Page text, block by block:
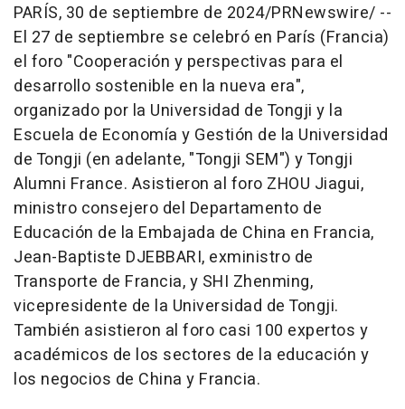
PARÍS, 30 de septiembre de 2024/PRNewswire/ --
El 27 de septiembre se celebró en París (Francia)
el foro "Cooperación y perspectivas para el
desarrollo sostenible en la nueva era",
organizado por la Universidad de Tongji y la
Escuela de Economía y Gestión de la Universidad
de Tongji (en adelante, "Tongji SEM") y Tongji
Alumni France. Asistieron al foro ZHOU Jiagui,
ministro consejero del Departamento de
Educación de la Embajada de China en Francia,
Jean-Baptiste DJEBBARI, exministro de
Transporte de Francia, y SHI Zhenming,
vicepresidente de la Universidad de Tongji.
También asistieron al foro casi 100 expertos y
académicos de los sectores de la educación y
los negocios de China y Francia.